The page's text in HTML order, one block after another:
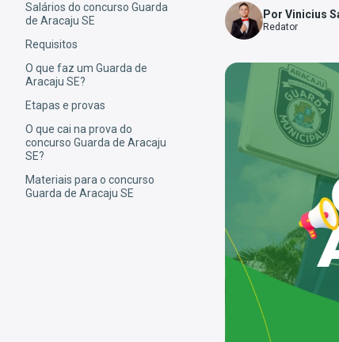
Salários do concurso Guarda
de Aracaju SE
Requisitos
O que faz um Guarda de
Aracaju SE?
Etapas e provas
O que cai na prova do
concurso Guarda de Aracaju
SE?
Materiais para o concurso
Guarda de Aracaju SE
Por Vinicius
Redator